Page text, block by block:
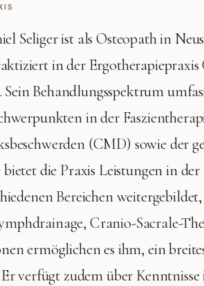
Seliger ist als Osteopath in
in der
Sein Behandlungsspektrum
in der
(CMD) sowie der
die Praxis Leistungen in
Bereichen
Cranio-Sacrale-
ermöglichen es ihm, ein
Er verfügt zudem über